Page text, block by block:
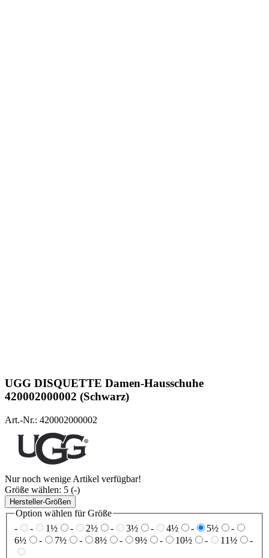
UGG DISQUETTE Damen-Hausschuhe
420002000002 (Schwarz)
Art.-Nr.: 420002000002
Nur noch wenige Artikel verfügbar!
Größe wählen: 5 (-)
Hersteller-Größen
Option wählen für Größe
-
- 1½ - 2½ - 3½ - 4½ - 5½
-
6½
- 7½ - 8½ - 9½ - 10½ - 11½ -